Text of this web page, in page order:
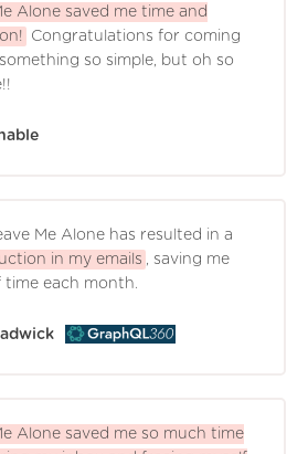
Alone saved me time and
Congratulations for coming
so simple, but oh so
Me Alone has resulted in a
in my emails , saving me
time each month.
Alone saved me so much time